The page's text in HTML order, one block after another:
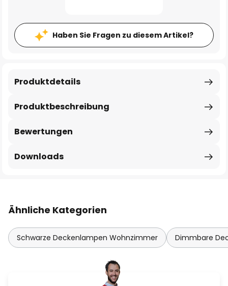
Haben Sie Fragen zu diesem Artikel?
Produktbeschreibung
Produktdetails
Bewertungen
Downloads
Ähnliche Kategorien
Schwarze Deckenlampen Wohnzimmer Dimmbare